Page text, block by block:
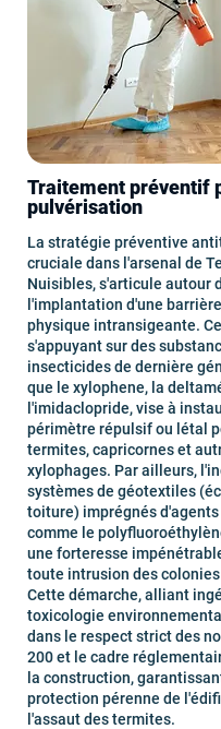
Traitement préventif
pulvérisation
La stratégie préventive
cruciale dans l'arsenal de
Nuisibles, s'articule autour
l'implantation d'une
physique intransigeante.
s'appuyant sur des
insecticides de dernière
que le xylophene, la
l'imidaclopride, vise à
périmètre répulsif ou létal
termites, capricornes et
xylophages. Par ailleurs,
systèmes de géotextiles
toiture) imprégnés
comme le
une forteresse
toute intrusion des
Cette démarche, alliant
toxicologie
dans le respect strict des
200 et le cadre
la construction,
protection pérenne de
l'assaut des termites.